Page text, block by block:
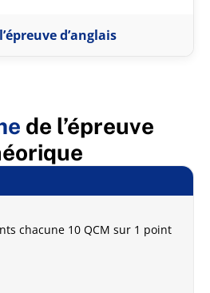
d’anglais
de l’épreuve
chacune 10 QCM sur 1 point